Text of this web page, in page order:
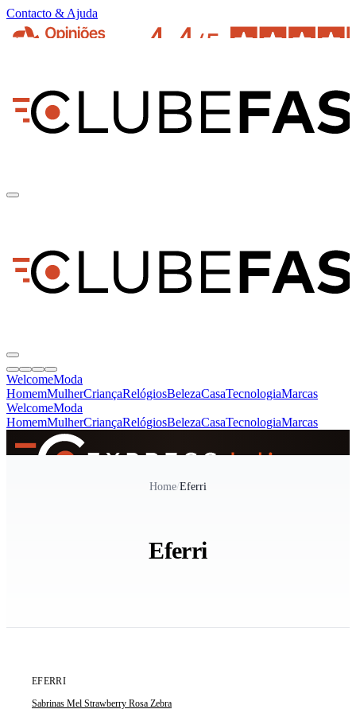
Contacto & Ajuda
WelcomeModa
HomemMulherCriançaRelógiosBelezaCasaTecnologiaMarcas
WelcomeModa
HomemMulherCriançaRelógiosBelezaCasaTecnologiaMarcas
Home/Eferri
Eferri
EFERRI
Sabrinas Mel Strawberry Rosa Zebra